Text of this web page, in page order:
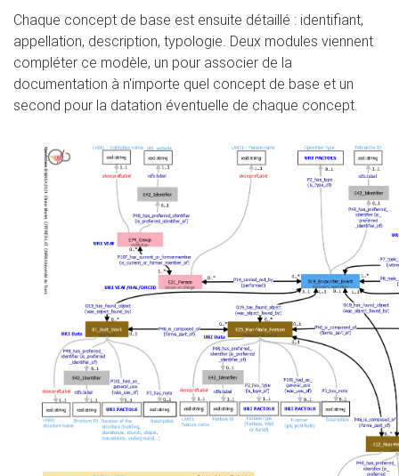
Chaque concept de base est ensuite détaillé : identifiant,
appellation, description, typologie. Deux modules viennent
compléter ce modèle, un pour associer de la
documentation à n'importe quel concept de base et un
second pour la datation éventuelle de chaque concept.